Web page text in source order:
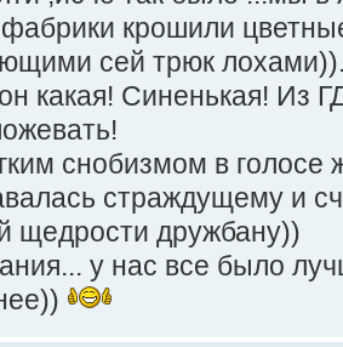
крошили
сей трюк
какая! Синенькая! Из
снобизмом в голосе
страждущему и
щедрости дружбану))
у нас все было